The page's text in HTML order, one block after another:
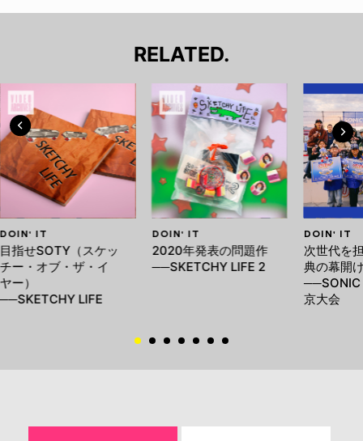
RELATED.
DOIN' IT
目指せSOTY（スケッ
チー・オブ・ザ・イ
ヤー）
──SKETCHY LIFE
DOIN' IT
2020年発表の問題作
──SKETCHY LIFE 2
DOIN' IT
次世代を
典の幕開
──SONIC
京大会